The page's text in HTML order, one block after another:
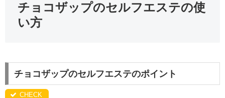
チョコザップのセルフエステの使
い方
チョコザップのセルフエステのポイント